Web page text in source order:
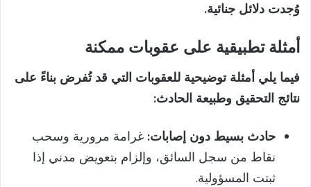
وُجدت دلائل جنائية.
أمثلة تطبيقية على عقوبات ممكنة
فيما يلي أمثلة توضيحية للعقوبات التي قد تُفرض بناءً على
نتائج التحقيق وطبيعة الحادث:
حادث بسيط دون إصابات: غرامة مرورية وسحب
نقاط من سجل السائق، وإلزام بتعويض مدني إذا
ثبتت المسؤولية.